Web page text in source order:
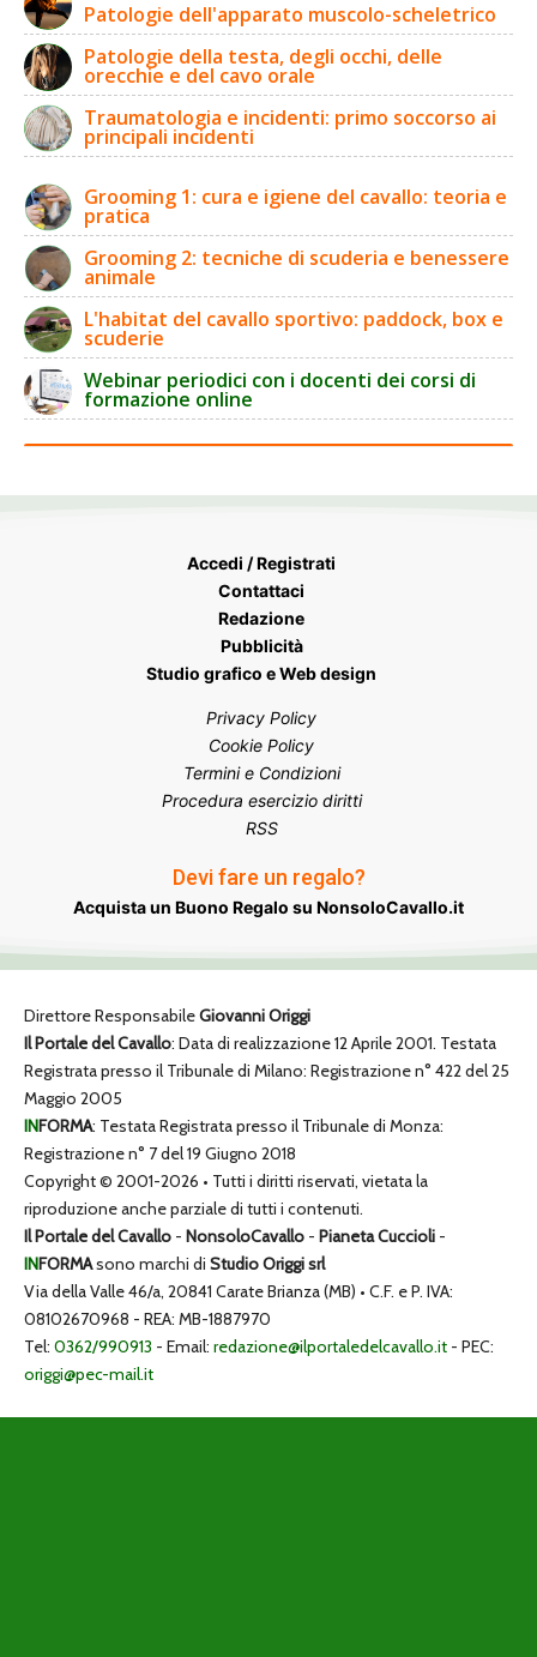
Patologie dell'apparato muscolo-scheletrico
Patologie della testa, degli occhi, delle
orecchie e del cavo orale
Traumatologia e incidenti: primo soccorso ai
principali incidenti
Grooming 1: cura e igiene del cavallo: teoria e
pratica
Grooming 2: tecniche di scuderia e benessere
animale
L'habitat del cavallo sportivo: paddock, box e
scuderie
Webinar periodici con i docenti dei corsi di
formazione online
Accedi / Registrati
Contattaci
Redazione
Pubblicità
Studio grafico e Web design
Privacy Policy
Cookie Policy
Termini e Condizioni
Procedura esercizio diritti
RSS
Devi fare un regalo?
Acquista un Buono Regalo su NonsoloCavallo.it
Direttore ResponsabileGiovanni Origgi
Il Portale del Cavallo: Data di realizzazione 12 Aprile 2001. Testata
Registrata presso il Tribunale di Milano: Registrazione n° 422 del 25
Maggio 2005
INFORMA: Testata Registrata presso il Tribunale di Monza:
Registrazione n° 7 del 19 Giugno 2018
Copyright © 2001-2026 • Tutti i diritti riservati, vietata la
riproduzione anche parziale di tutti i contenuti.
Il Portale del Cavallo - NonsoloCavallo - Pianeta Cuccioli -
INFORMAsono marchi di Studio Origgi srl
Via della Valle 46/a, 20841 Carate Brianza (MB) • C.F. e P. IVA:
08102670968 - REA: MB-1887970
Tel: 0362/990913 - Email: redazione@ilportaledelcavallo.it - PEC:
origgi@pec-mail.it